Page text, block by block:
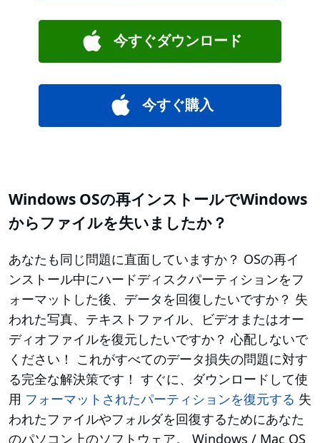
今すぐダウンロード
今すぐ購入
Windows OSの再インストールでWindows
からファイルを失いましたか？
あなたも同じ問題に直面していますか？ OSの再イ
ンストール中にハードディスクパーティションをフ
ォーマットした後、データを回復したいですか？ 失
われた写真、テキストファイル、ビデオまたはオー
ディオファイルを復元したいですか？ 心配しないで
ください！ これがすべてのデータ損失の問題に対す
る完全な解決策です！ すぐに、ダウンロードして使
用 フォーマットされたパーティションを復元する 失
われたファイルやフォルダを回復するためにあなた
のパソコン上のソフトウェア。 Windows / Mac OS